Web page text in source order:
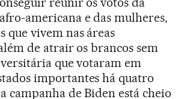
americana e das mulheres,
que vivem nas áreas
de atrair os brancos sem
que votaram em
importantes há quatro
campanha de Biden está cheio